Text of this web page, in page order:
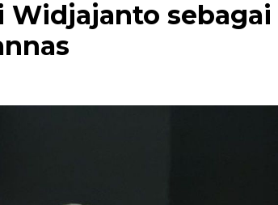
Widjajanto sebagai